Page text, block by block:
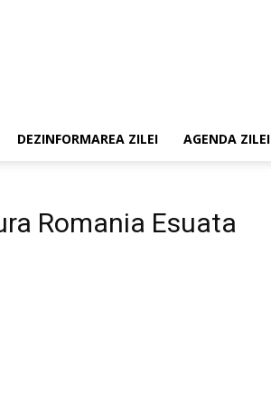
DEZINFORMAREA ZILEI AGENDA ZILEI
Romania Esuata